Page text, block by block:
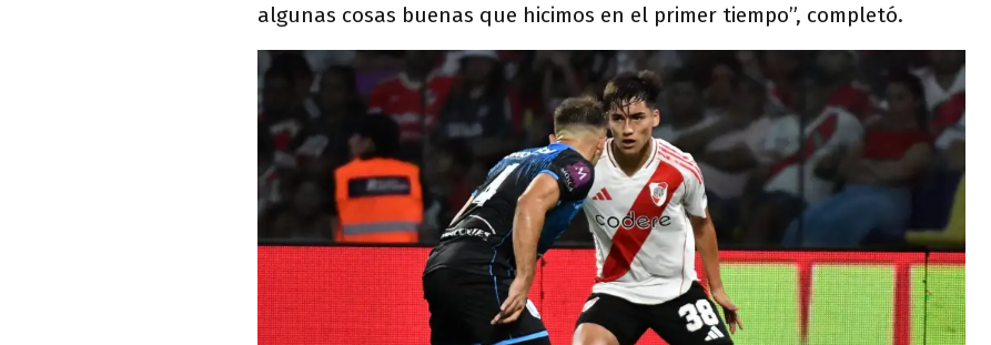
algunas cosas buenas que hicimos en el primer tiempo”, completó.